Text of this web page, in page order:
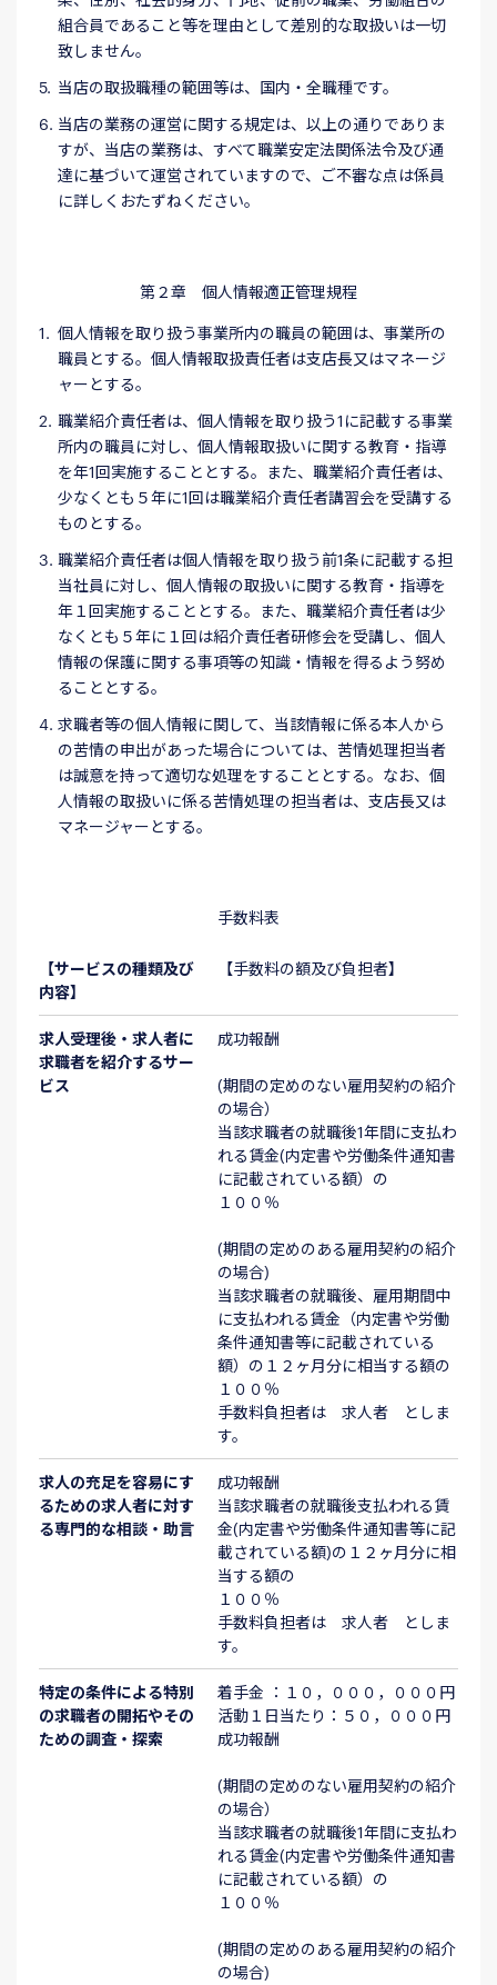
組合員であること等を理由として差別的な取扱いは一切
致しません。
当店の取扱職種の範囲等は、国内・全職種です。
当店の業務の運営に関する規定は、以上の通りでありま
すが、当店の業務は、すべて職業安定法関係法令及び通
達に基づいて運営されていますので、ご不審な点は係員
に詳しくおたずねください。
第２章 個人情報適正管理規程
個人情報を取り扱う事業所内の職員の範囲は、事業所の
職員とする。個人情報取扱責任者は支店長又はマネージ
ャーとする。
職業紹介責任者は、個人情報を取り扱う1に記載する事業
所内の職員に対し、個人情報取扱いに関する教育・指導
を年1回実施することとする。また、職業紹介責任者は、
少なくとも５年に1回は職業紹介責任者講習会を受講する
ものとする。
職業紹介責任者は個人情報を取り扱う前1条に記載する担
当社員に対し、個人情報の取扱いに関する教育・指導を
年１回実施することとする。また、職業紹介責任者は少
なくとも５年に１回は紹介責任者研修会を受講し、個人
情報の保護に関する事項等の知識・情報を得るよう努め
ることとする。
求職者等の個人情報に関して、当該情報に係る本人から
の苦情の申出があった場合については、苦情処理担当者
は誠意を持って適切な処理をすることとする。なお、個
人情報の取扱いに係る苦情処理の担当者は、支店長又は
マネージャーとする。
手数料表
【サービスの種類及び
内容】
【手数料の額及び負担者】
求人受理後・求人者に
求職者を紹介するサー
ビス
成功報酬
(期間の定めのない雇用契約の紹介
の場合）
当該求職者の就職後1年間に支払わ
れる賃金(内定書や労働条件通知書
に記載されている額）の
１００％
(期間の定めのある雇用契約の紹介
の場合)
当該求職者の就職後、雇用期間中
に支払われる賃金（内定書や労働
条件通知書等に記載されている
額）の１２ヶ月分に相当する額の
１００％
手数料負担者は 求人者 としま
す。
求人の充足を容易にす
るための求人者に対す
る専門的な相談・助言
成功報酬
当該求職者の就職後支払われる賃
金(内定書や労働条件通知書等に記
載されている額)の１２ヶ月分に相
当する額の
１００％
手数料負担者は 求人者 としま
す。
特定の条件による特別
の求職者の開拓やその
ための調査・探索
着手金 ：１０，０００，０００円
活動１日当たり：５０，０００円
成功報酬
(期間の定めのない雇用契約の紹介
の場合）
当該求職者の就職後1年間に支払わ
れる賃金(内定書や労働条件通知書
に記載されている額）の
１００％
(期間の定めのある雇用契約の紹介
の場合)